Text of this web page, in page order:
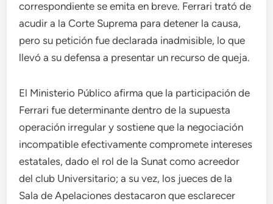
correspondiente se emita en breve. Ferrari trató de
acudir a la Corte Suprema para detener la causa,
pero su petición fue declarada inadmisible, lo que
llevó a su defensa a presentar un recurso de queja.
El Ministerio Público afirma que la participación de
Ferrari fue determinante dentro de la supuesta
operación irregular y sostiene que la negociación
incompatible efectivamente compromete intereses
estatales, dado el rol de la Sunat como acreedor
del club Universitario; a su vez, los jueces de la
Sala de Apelaciones destacaron que esclarecer